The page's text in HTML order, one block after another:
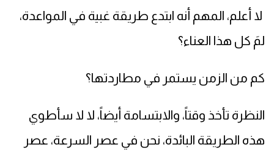
لا أعلم، المهم أنه ابتدع طريقة غبية في المواعدة،
لمَ كل هذا العناء؟
كم من الزمن يستمر في مطاردتها؟
النظرة تأخذ وقتاً، والابتسامة أيضاً، لا لا سأطوي
هذه الطريقة البائدة، نحن في عصر السرعة، عصر